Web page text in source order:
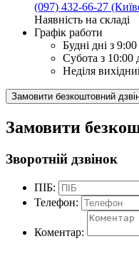
(097) 432-66-27
Наявність на складі
Графік работи
Будні дні з
Субота з 10:00
Неділя
Замовити безкоштовний
Замовити
Зворотній дзвінок
ПІБ:
Телефон:
Коментар: